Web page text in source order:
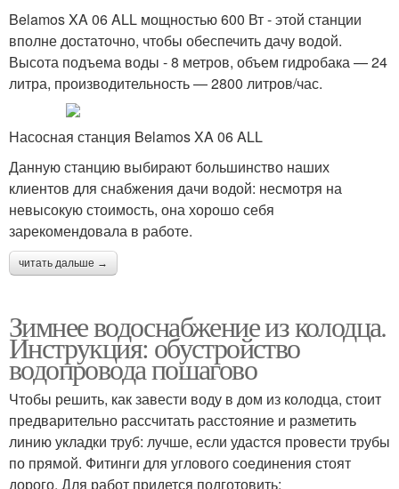
Belamos XA 06 ALL мощностью 600 Вт - этой станции
вполне достаточно, чтобы обеспечить дачу водой.
Высота подъема воды - 8 метров, объем гидробака — 24
литра, производительность — 2800 литров/час.
Насосная станция Belamos XA 06 ALL
Данную станцию выбирают большинство наших
клиентов для снабжения дачи водой: несмотря на
невысокую стоимость, она хорошо себя
зарекомендовала в работе.
читать дальше →
Зимнее водоснабжение из колодца.
Инструкция: обустройство
водопровода пошагово
Чтобы решить, как завести воду в дом из колодца, стоит
предварительно рассчитать расстояние и разметить
линию укладки труб: лучше, если удастся провести трубы
по прямой. Фитинги для углового соединения стоят
дорого. Для работ придется подготовить: